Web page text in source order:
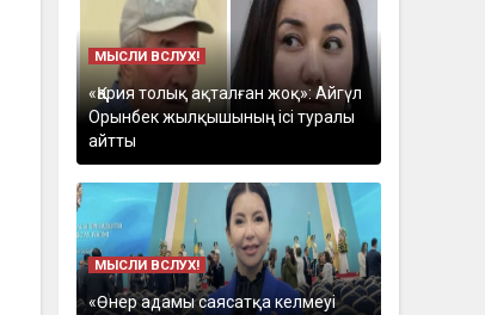
МЫСЛИ ВСЛУХ!
«Қария толық ақталған жоқ»: Айгүл
Орынбек жылқышының ісі туралы
айтты
МЫСЛИ ВСЛУХ!
«Өнер адамы саясатқа келмеуі